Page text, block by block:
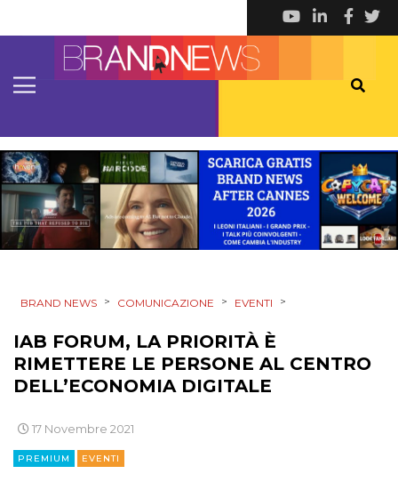
MOBILE
PROMOZIONI
PRODOTTI
PUNTI VENDITA
STRATEGIE
CINEMA
DIGITALE
EDITORIA
BRAND NEWS > COMUNICAZIONE > EVENTI >
IAB FORUM, LA PRIORITÀ È
RIMETTERE LE PERSONE AL CENTRO
DELL’ECONOMIA DIGITALE
17 Novembre 2021
PREMIUM EVENTI